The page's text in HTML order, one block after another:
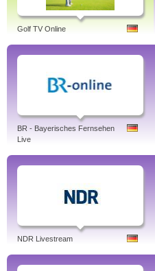
Golf TV Online
BR - Bayerisches Fernsehen
Live
NDR Livestream